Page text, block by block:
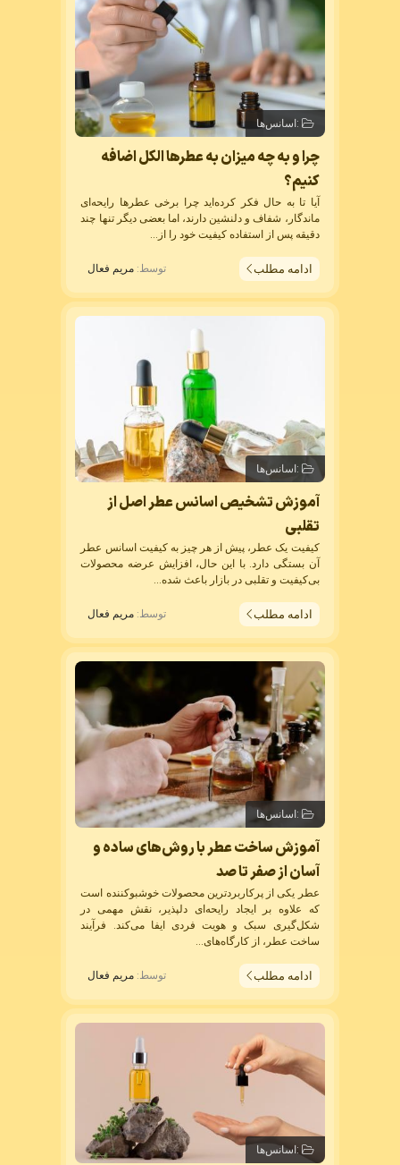
: اسانس‌ها
چرا و به چه میزان به عطرها الکل اضافه
کنیم؟
آیا تا به حال فکر کرده‌اید چرا برخی عطرها رایحه‌ای
ماندگار، شفاف و دلنشین دارند، اما بعضی دیگر تنها چند
دقیقه پس از استفاده کیفیت خود را از...
ادامه مطلب توسط: مریم فعال
: اسانس‌ها
آموزش تشخیص اسانس عطر اصل از
تقلبی
کیفیت یک عطر، پیش از هر چیز به کیفیتاسانس عطر
آن بستگی دارد. با این حال، افزایش عرضه محصولات
بی‌کیفیت و تقلبی در بازار باعث شده...
ادامه مطلب توسط: مریم فعال
: اسانس‌ها
آموزش ساخت عطر با روش‌های ساده و
آسان از صفر تا صد
عطر یکی از پرکاربردترین محصولات خوشبوکننده است
که علاوه بر ایجاد رایحه‌ای دلپذیر، نقش مهمی در
شکل‌گیری سبک و هویت فردی ایفا می‌کند. فرآیند
ساخت عطر، از کارگاه‌های...
ادامه مطلب توسط: مریم فعال
: اسانس‌ها